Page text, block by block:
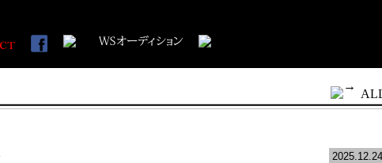
2025.12.24